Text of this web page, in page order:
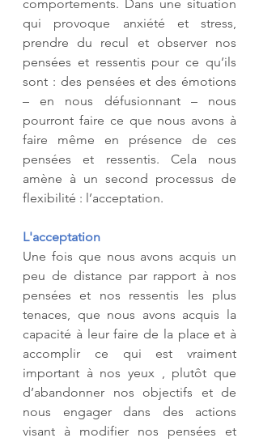
comportements. Dans une situation
qui provoque anxiété et stress,
prendre du recul et observer nos
pensées et ressentis pour ce qu’ils
sont : des pensées et des émotions
– en nous défusionnant – nous
pourront faire ce que nous avons à
faire même en présence de ces
pensées et ressentis. Cela nous
amène à un second processus de
flexibilité : l’acceptation.
L'acceptation
Une fois que nous avons acquis un
peu de distance par rapport à nos
pensées et nos ressentis les plus
tenaces, que nous avons acquis la
capacité à leur faire de la place et à
accomplir ce qui est vraiment
important à nos yeux , plutôt que
d’abandonner nos objectifs et de
nous engager dans des actions
visant à modifier nos pensées et